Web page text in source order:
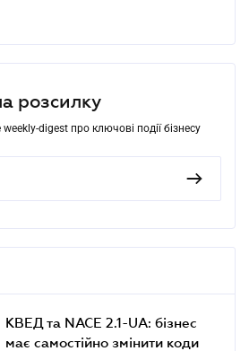
розсилку
digest про ключові події бізнесу
КВЕД та NACE 2.1-UA: бізнес
має самостійно змінити коди